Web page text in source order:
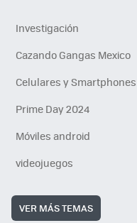
Investigación
Cazando Gangas Mexico
Celulares y Smartphones
Prime Day 2024
Móviles android
videojuegos
VER MÁS TEMAS